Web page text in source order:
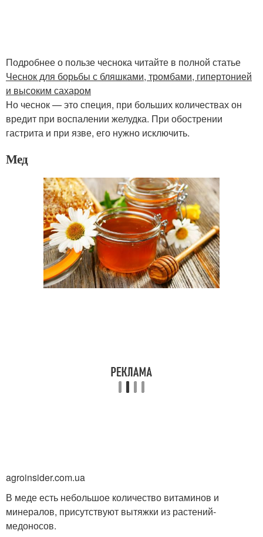
Подробнее о пользе чеснока читайте в полной статье
Чеснок для борьбы с бляшками, тромбами, гипертонией
и высоким сахаром
Но чеснок — это специя, при больших количествах он
вредит при воспалении желудка. При обострении
гастрита и при язве, его нужно исключить.
Мед
agroinsider.com.ua
В меде есть небольшое количество витаминов и
минералов, присутствуют вытяжки из растений-
медоносов.